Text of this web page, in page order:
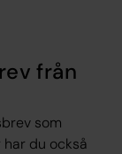
från
som
du också